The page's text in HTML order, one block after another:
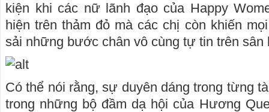
kiện khi các nữ lãnh đạo của Happy
hiện trên thảm đỏ mà các chị còn khiến
sải những bước chân vô cùng tự tin trên
Có thể nói rằng, sự duyên dáng trong từng
trong những bộ đầm dạ hội của Hương